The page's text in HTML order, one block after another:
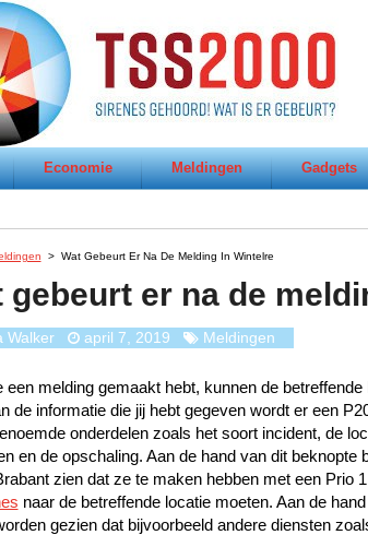
Economie Meldingen Gadgets
> Wat Gebeurt Er Na De Melding In Wintelre
gebeurt er na de
Walker april 7, 2019 Meldingen
een melding gemaakt hebt, kunnen de
de informatie die jij hebt gegeven wordt er een
onderdelen zoals het soort incident, de
en de opschaling. Aan de hand van dit beknopte
zien dat ze te maken hebben met een Prio
naar de betreffende locatie moeten. Aan de
gezien dat bijvoorbeeld andere diensten